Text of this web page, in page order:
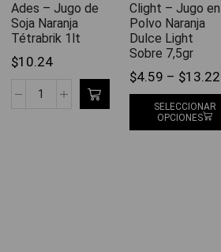
Ades – Jugo de
Soja Naranja
Tétrabrik 1lt
$10.24
Clight – Jugo en
Polvo Naranja
Dulce Light
Sobre 7,5gr
$4.59 – $13.22
SELECCIONAR
OPCIONES